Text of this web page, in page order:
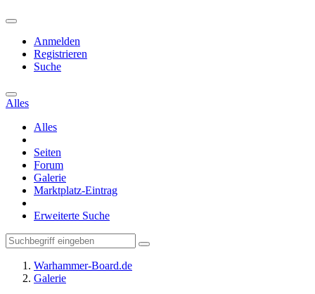
Anmelden
Registrieren
Suche
Alles
Alles
Seiten
Forum
Galerie
Marktplatz-Eintrag
Erweiterte Suche
Warhammer-Board.de
Galerie